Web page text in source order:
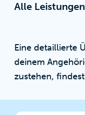
Alle
Eine detaillierte
deinem
zustehen,